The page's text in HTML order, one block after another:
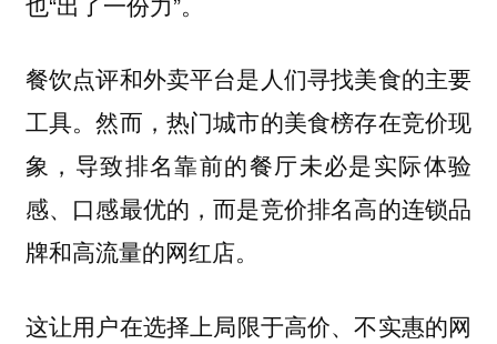
餐饮点评和外卖平台是人们寻找美食的主要
工具。然而，热门城市的美食榜存在竞价现
象，导致排名靠前的餐厅未必是实际体验
感、口感最优的，而是竞价排名高的连锁品
牌和高流量的网红店。
这让用户在选择上局限于高价、不实惠的网